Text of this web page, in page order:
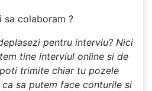
sa colaboram ?
pentru interviu? Nici
tine interviul online si de
trimite chiar tu pozele
sa putem face conturile si